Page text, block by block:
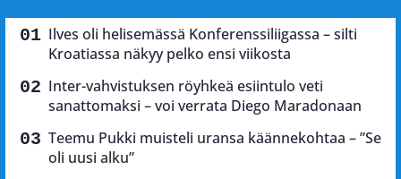
Ilves oli helisemässä Konferenssiliigassa – silti
Kroatiassa näkyy pelko ensi viikosta
Inter-vahvistuksen röyhkeä esiintulo veti
sanattomaksi – voi verrata Diego Maradonaan
Teemu Pukki muisteli uransa käännekohtaa – ”Se
oli uusi alku”